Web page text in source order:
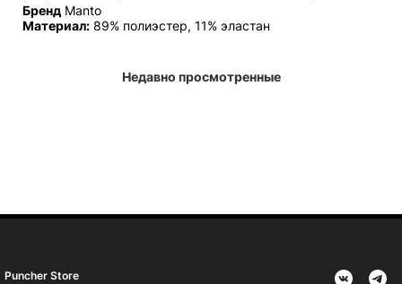
Бренд Manto
Материал: 89% полиэстер, 11% эластан
Недавно просмотренные
Puncher Store